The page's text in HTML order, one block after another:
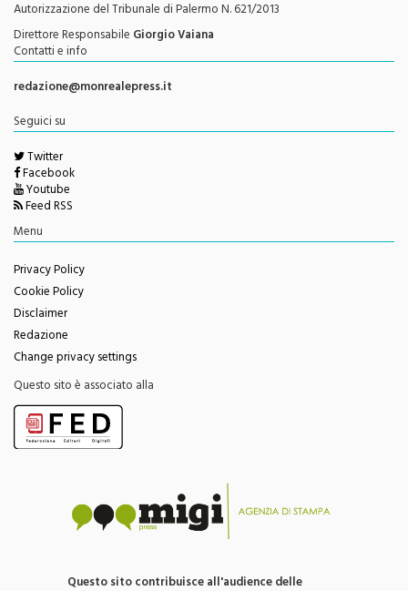
Direttore ResponsabileGiorgio Vaiana
Contatti e info
redazione@monrealepress.it
Twitter
Facebook
Youtube
Feed RSS
Menu
Privacy Policy
Cookie Policy
Disclaimer
Redazione
Change privacy settings
Questo sito è associato alla
testate giornalistiche edite da Migi Press snc